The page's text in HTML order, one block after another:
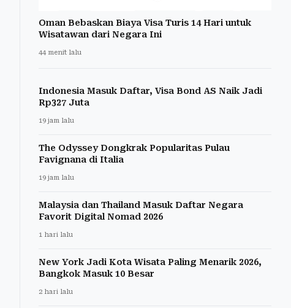
Oman Bebaskan Biaya Visa Turis 14 Hari untuk
Wisatawan dari Negara Ini
44 menit lalu
Indonesia Masuk Daftar, Visa Bond AS Naik Jadi
Rp327 Juta
19 jam lalu
The Odyssey Dongkrak Popularitas Pulau
Favignana di Italia
19 jam lalu
Malaysia dan Thailand Masuk Daftar Negara
Favorit Digital Nomad 2026
1 hari lalu
New York Jadi Kota Wisata Paling Menarik 2026,
Bangkok Masuk 10 Besar
2 hari lalu